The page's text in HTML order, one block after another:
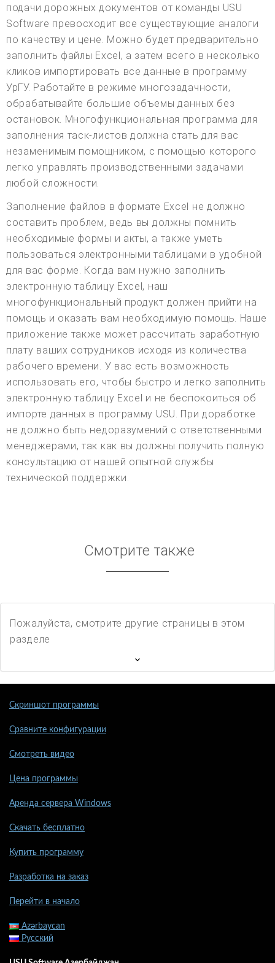
подачи дорожных документов от команды USU
Software превосходит все существующие аналоги
по качеству и цене. Можно будет предварительно
заполнить файлы Excel, а затем всего в несколько
кликов импортировать все данные в программу
УрГУ. Работайте в режиме многозадачности,
обрабатывайте большие объемы данных без
остановок. Многофункциональная программа для
заполнения таск-листов должна стать для вас
незаменимым помощником, с помощью которого
легко управлять производственными задачами
любой сложности.
Заполнение файлов в формате Excel не должно
составить проблем, ведь вы должны помнить
необходимые формы и акты, а также уметь
пользоваться электронными таблицами в удобной
для вас форме. Когда вам нужно заполнить
электронную таблицу Excel, наш
многофункциональный продукт должен прийти на
помощь и оказать вам необходимую помощь. Наше
приложение также может рассчитать заработную
плату ваших сотрудников исходя из количества
рабочего времени. У вас есть возможность
использовать его, чтобы быстро и легко заполнить
электронную таблицу Excel и не беспокоиться об
импорте данных в программу USU. При доработке
не должно быть недоразумений с ответственными
менеджерами, так как вы должны получить полную
консультацию от нашей опытной службы
технической поддержки.
Смотрите также
Пожалуйста, смотрите другие страницы в этом
разделе
Скриншот программы
Сравните конфигурации
Смотреть видео
Цена программы
Аренда сервера Windows
Скачать бесплатно
Купить программу
Разработка на заказ
Перейти в начало
Azərbaycan
Русский